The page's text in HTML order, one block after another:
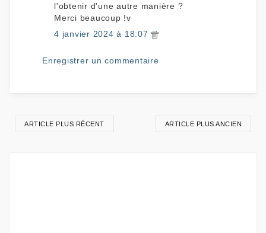
l'obtenir d'une autre manière ?
Merci beaucoup !v
4 janvier 2024 à 18:07
Enregistrer un commentaire
ARTICLE PLUS RÉCENT ARTICLE PLUS ANCIEN